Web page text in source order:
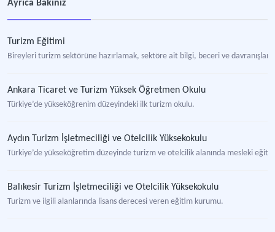
Ayrıca Bakınız
Turizm Eğitimi
Bireyleri turizm sektörüne hazırlamak, sektöre ait bilgi, beceri ve
Ankara Ticaret ve Turizm Yüksek Öğretmen Okulu
Türkiye’de yükseköğrenim düzeyindeki ilk turizm okulu.
Aydın Turizm İşletmeciliği ve Otelcilik Yüksekokulu
Türkiye’de yükseköğretim düzeyinde turizm ve otelcilik alanında mesleki
Balıkesir Turizm İşletmeciliği ve Otelcilik Yüksekokulu
Turizm ve ilgili alanlarında lisans derecesi veren eğitim kurumu.